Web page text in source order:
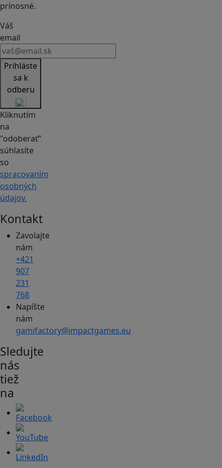
prínosné.
Váš
email
Prihláste
sa k
odberu
Kliknutím
na
"odoberať"
súhlasíte
so
spracovaním
osobných
údajov.
Kontakt
Zavolajte
nám
+421
907
231
768
Napíšte
nám
gamifactory@impactgames.eu
Sledujte
nás
tiež
na